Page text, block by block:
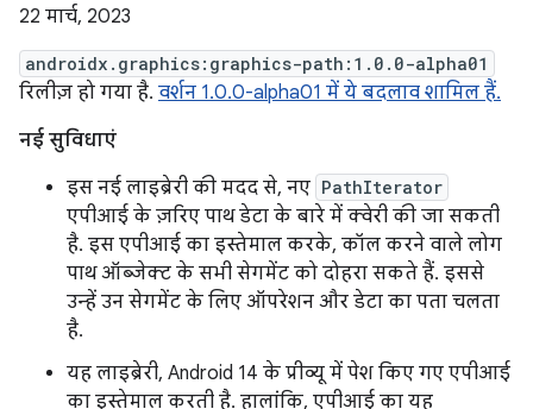
22 मार्च, 2023
androidx.graphics:graphics-path:1.0.0-alpha01
रिलीज़ हो गया है. वर्शन 1.0.0-alpha01 में ये बदलाव शामिल हैं.
नई सुविधाएं
इस नई लाइब्रेरी की मदद से, नए PathIterator
एपीआई के ज़रिए पाथ डेटा के बारे में क्वेरी की जा सकती
है. इस एपीआई का इस्तेमाल करके, कॉल करने वाले लोग
पाथ ऑब्जेक्ट के सभी सेगमेंट को दोहरा सकते हैं. इससे
उन्हें उन सेगमेंट के लिए ऑपरेशन और डेटा का पता चलता
है.
यह लाइब्रेरी, Android 14 के प्रीव्यू में पेश किए गए एपीआई
का इस्तेमाल करती है. हालांकि, एपीआई का यह